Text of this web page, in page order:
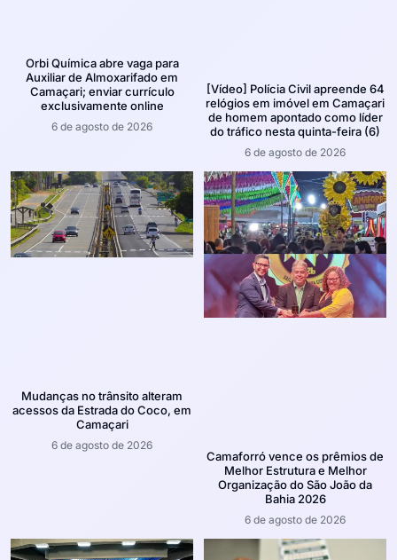
Orbi Química abre vaga para
Auxiliar de Almoxarifado em
Camaçari; enviar currículo
exclusivamente online
6 de agosto de 2026
[Vídeo] Polícia Civil apreende 64
relógios em imóvel em Camaçari
de homem apontado como líder
do tráfico nesta quinta-feira (6)
6 de agosto de 2026
Mudanças no trânsito alteram
acessos da Estrada do Coco, em
Camaçari
6 de agosto de 2026
Camaforró vence os prêmios de
Melhor Estrutura e Melhor
Organização do São João da
Bahia 2026
6 de agosto de 2026